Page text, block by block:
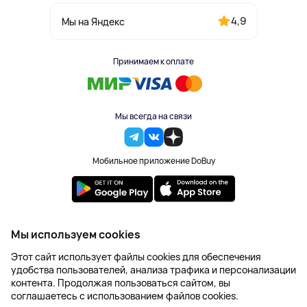
Мы на Яндекс 4,9
Принимаем к оплате
Мы всегда на связи
Мобильное приложение DoBuy
2023-2026 © DoBuy. Все права защищены
Правила обработки персональных данных
Пользовательское соглашение
Оферта
Создание сайта – NetLab
Мы используем cookies
Этот сайт использует файлы cookies для обеспечения
удобства пользователей, анализа трафика и персонализации
контента. Продолжая пользоваться сайтом, вы
соглашаетесь с использованием файлов cookies.